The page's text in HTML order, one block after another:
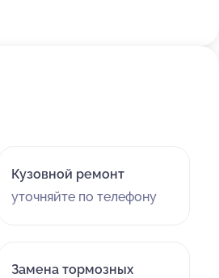
Кузовной ремонт
уточняйте по телефону
Замена тормозных